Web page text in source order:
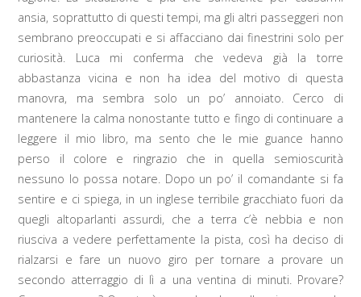
ansia, soprattutto di questi tempi, ma gli altri passeggeri non
sembrano preoccupati e si affacciano dai finestrini solo per
curiosità. Luca mi conferma che vedeva già la torre
abbastanza vicina e non ha idea del motivo di questa
manovra, ma sembra solo un po’ annoiato. Cerco di
mantenere la calma nonostante tutto e fingo di continuare a
leggere il mio libro, ma sento che le mie guance hanno
perso il colore e ringrazio che in quella semioscurità
nessuno lo possa notare. Dopo un po’ il comandante si fa
sentire e ci spiega, in un inglese terribile gracchiato fuori da
quegli altoparlanti assurdi, che a terra c’è nebbia e non
riusciva a vedere perfettamente la pista, così ha deciso di
rialzarsi e fare un nuovo giro per tornare a provare un
secondo atterraggio di lì a una ventina di minuti. Provare?